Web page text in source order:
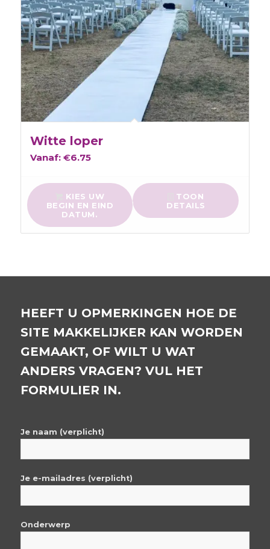
Witte loper
Vanaf: €6.75
KIES UW
BEGIN EN EIND
DATUM.
TOON
DETAILS
HEEFT U OPMERKINGEN HOE DE
SITE MAKKELIJKER KAN WORDEN
GEMAAKT, OF WILT U WAT
ANDERS VRAGEN? VUL HET
FORMULIER IN.
Je naam (verplicht)
Je e-mailadres (verplicht)
Onderwerp